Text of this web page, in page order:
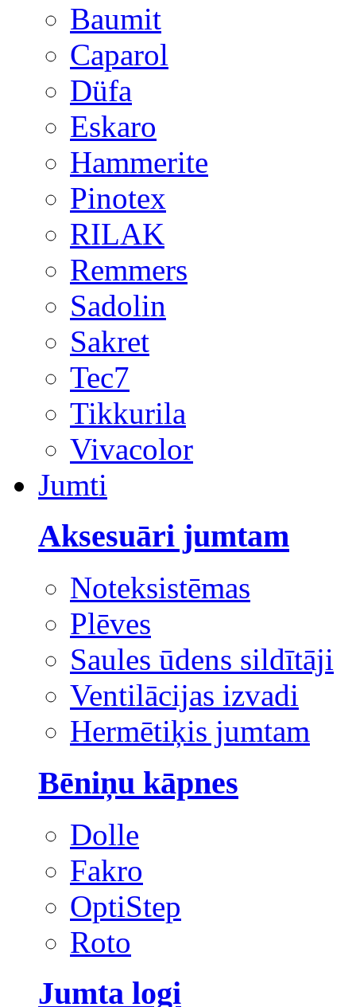
Baumit
Caparol
Düfa
Eskaro
Hammerite
Pinotex
RILAK
Remmers
Sadolin
Sakret
Tec7
Tikkurila
Vivacolor
Jumti
Aksesuāri jumtam
Noteksistēmas
Plēves
Saules ūdens sildītāji
Ventilācijas izvadi
Hermētiķis jumtam
Bēniņu kāpnes
Dolle
Fakro
OptiStep
Roto
Jumta logi